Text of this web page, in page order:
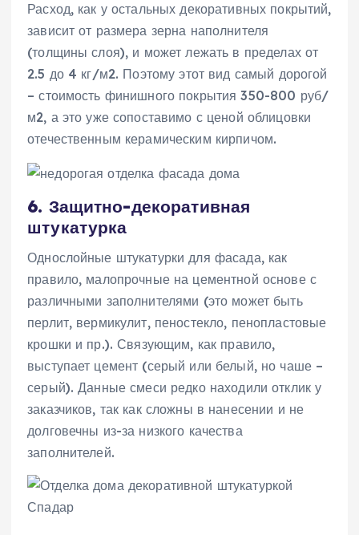
Расход, как у остальных декоративных покрытий,
зависит от размера зерна наполнителя
(толщины слоя), и может лежать в пределах от
2.5 до 4 кг/м2. Поэтому этот вид самый дорогой
– стоимость финишного покрытия 350-800 руб/
м2, а это уже сопоставимо с ценой облицовки
отечественным керамическим кирпичом.
6. Защитно-декоративная
штукатурка
Однослойные штукатурки для фасада, как
правило, малопрочные на цементной основе с
различными заполнителями (это может быть
перлит, вермикулит, пеностекло, пенопластовые
крошки и пр.). Связующим, как правило,
выступает цемент (серый или белый, но чаше –
серый). Данные смеси редко находили отклик у
заказчиков, так как сложны в нанесении и не
долговечны из-за низкого качества
заполнителей.